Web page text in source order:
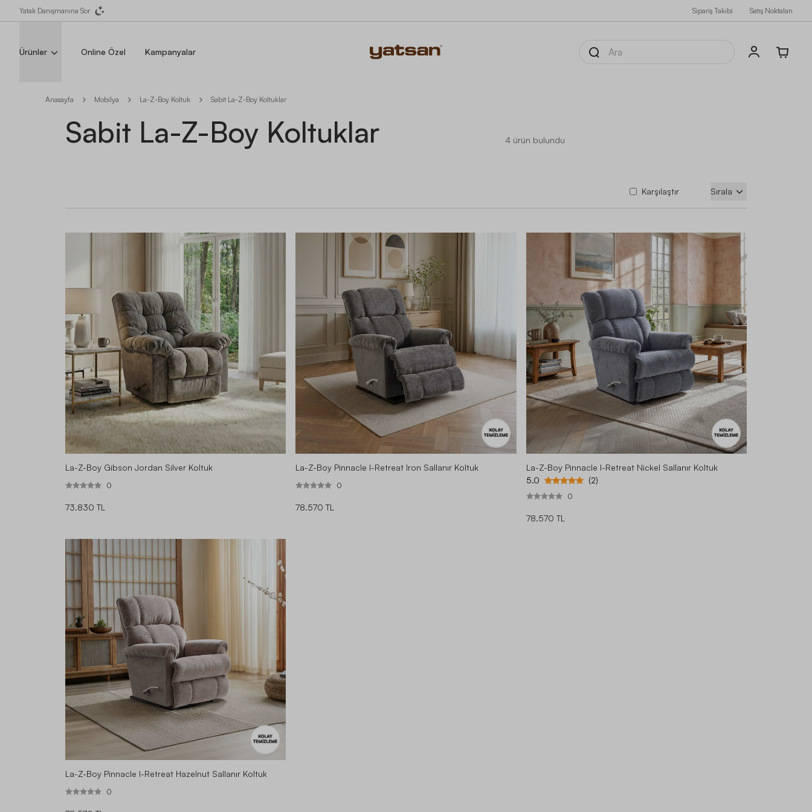
Yatak Danışmanına Sor Sipariş Takibi Satış Noktaları
Ürünler Online Özel Kampanyalar
Anasayfa Mobilya La-Z-Boy Koltuk Sabit La-Z-Boy Koltuklar
Sabit La-Z-Boy Koltuklar 4 ürün bulundu
Karşılaştır Sırala
La-Z-Boy Gibson Jordan Silver Koltuk
0
73.830 TL
La-Z-Boy Pinnacle I-Retreat Iron Sallanır Koltuk
0
78.570 TL
La-Z-Boy Pinnacle I-Retreat Nickel Sallanır Koltuk
5.0
(2)
0
78.570 TL
La-Z-Boy Pinnacle I-Retreat Hazelnut Sallanır Koltuk
0